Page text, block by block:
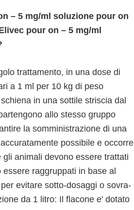
– 5 mg/ml soluzione pour on
pour on – 5 mg/ml
trattamento, in una dose di
a 1 ml per 10 kg di peso
in una sottile striscia dal
allo stesso gruppo
la somministrazione di una
possibile e occorre
animali devono essere trattati
raggruppati in base al
evitare sotto-dosaggi o sovra-
da 1 litro: Il flacone e' dotato